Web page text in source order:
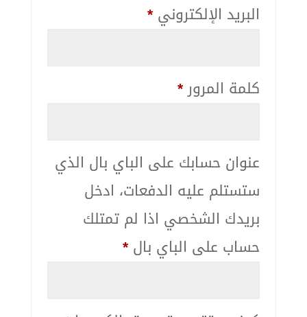
البريد الإلكتروني *
كلمة المرور*
عنوان حسابك على الباي بال الذي
ستستلم عليه الدفعات، ادخل
بريدك الشخصي اذا لم تمتلك
حساب على الباي بال *